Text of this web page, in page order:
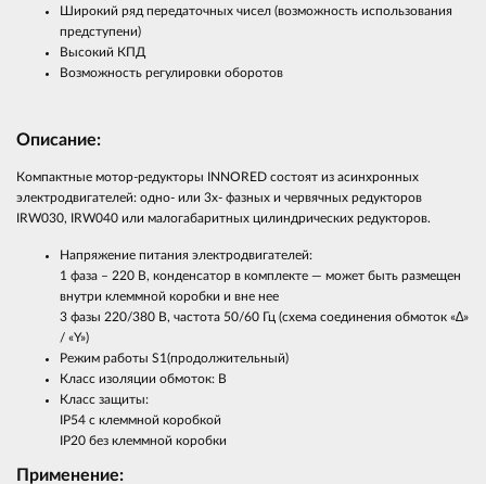
Широкий ряд передаточных чисел (возможность использования
предступени)
Высокий КПД
Возможность регулировки оборотов
Описание:
Компактные мотор-редукторы INNORED состоят из асинхронных
электродвигателей: одно- или 3х- фазных и червячных редукторов
IRW030, IRW040 или малогабаритных цилиндрических редукторов.
Напряжение питания электродвигателей:
1 фаза – 220 В, конденсатор в комплекте — может быть размещен
внутри клеммной коробки и вне нее
3 фазы 220/380 В, частота 50/60 Гц (cхема соединения обмоток «∆»
/ «Y»)
Режим работы S1(продолжительный)
Класс изоляции обмоток: В
Класс защиты:
IP54 с клеммной коробкой
IP20 без клеммной коробки
Применение: